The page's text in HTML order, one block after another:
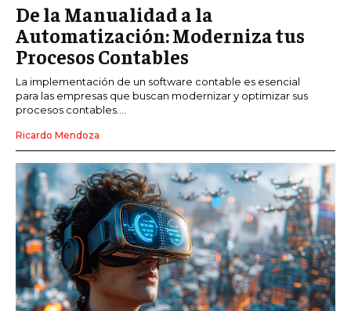
De la Manualidad a la
Automatización: Moderniza tus
Procesos Contables
La implementación de un software contable es esencial
para las empresas que buscan modernizar y optimizar sus
procesos contables....
Ricardo Mendoza